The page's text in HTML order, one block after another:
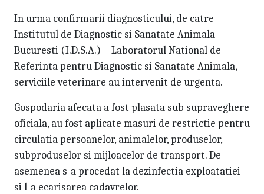
In urma confirmarii diagnosticului, de catre
Institutul de Diagnostic si Sanatate Animala
Bucuresti (I.D.S.A.) – Laboratorul National de
Referinta pentru Diagnostic si Sanatate Animala,
serviciile veterinare au intervenit de urgenta.
Gospodaria afecata a fost plasata sub supraveghere
oficiala, au fost aplicate masuri de restrictie pentru
circulatia persoanelor, animalelor, produselor,
subproduselor si mijloacelor de transport. De
asemenea s-a procedat la dezinfectia exploatatiei
si l-a ecarisarea cadavrelor.